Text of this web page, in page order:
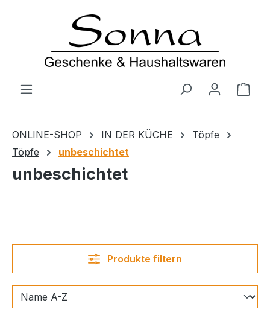
Zum Hauptinhalt springen
ONLINE-SHOP IN DER KÜCHE
Töpfe
Töpfe
unbeschichtet
unbeschichtet
Produkte filtern